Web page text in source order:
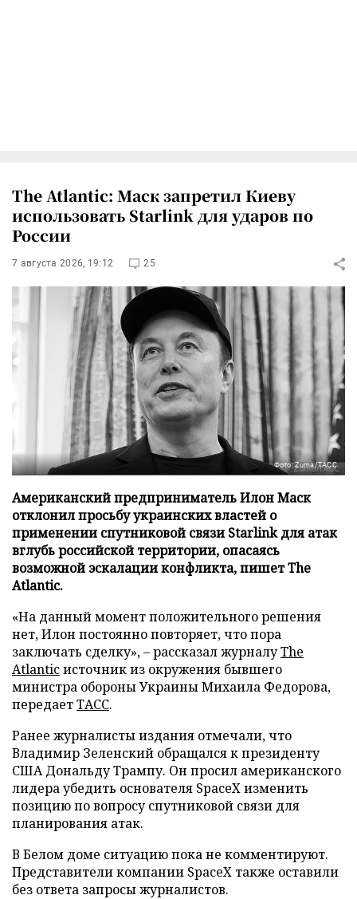
The Atlantic: Маск запретил Киеву
использовать Starlink для ударов по
России
7 августа 2026, 19:12 25
Фото: Zuma/ТАСС
Американский предприниматель Илон Маск
отклонил просьбу украинских властей о
применении спутниковой связи Starlink для атак
вглубь российской территории, опасаясь
возможной эскалации конфликта, пишет The
Atlantic.
«На данный момент положительного решения
нет, Илон постоянно повторяет, что пора
заключать сделку», – рассказал журналуThe
Atlanticисточник из окружения бывшего
министра обороны Украины Михаила Федорова,
передаетТАСС.
Ранее журналисты издания отмечали, что
Владимир Зеленский обращался к президенту
США Дональду Трампу. Он просил американского
лидера убедить основателя SpaceX изменить
позицию по вопросу спутниковой связи для
планирования атак.
В Белом доме ситуацию пока не комментируют.
Представители компании SpaceX также оставили
без ответа запросы журналистов.